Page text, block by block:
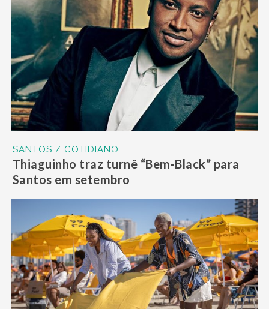
SANTOS / COTIDIANO
Thiaguinho traz turnê “Bem-Black” para
Santos em setembro